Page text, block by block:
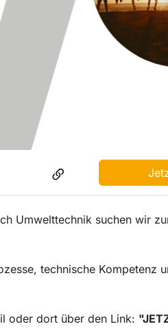
Umwelttechnik suchen wir
technische Kompetenz
oder dort über den Link: